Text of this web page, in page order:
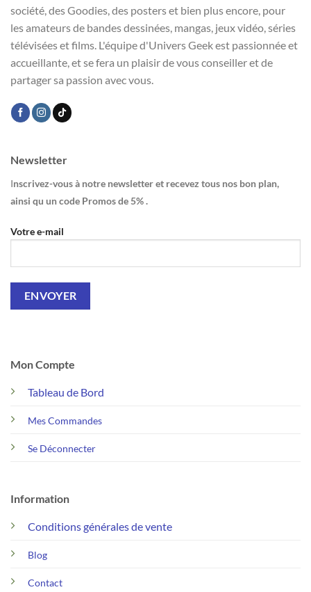
société, des Goodies, des posters et bien plus encore, pour
les amateurs de bandes dessinées, mangas, jeux vidéo, séries
télévisées et films. L'équipe d'Univers Geek est passionnée et
accueillante, et se fera un plaisir de vous conseiller et de
partager sa passion avec vous.
Mon Compte
Tableau de Bord
Mes Commandes
Se Déconnecter
Information
Conditions générales de vente
Blog
Contact
Newsletter
Inscrivez-vous à notre newsletter et recevez tous nos bon plan,
ainsi qu un code Promos de 5% .
Votre e-mail